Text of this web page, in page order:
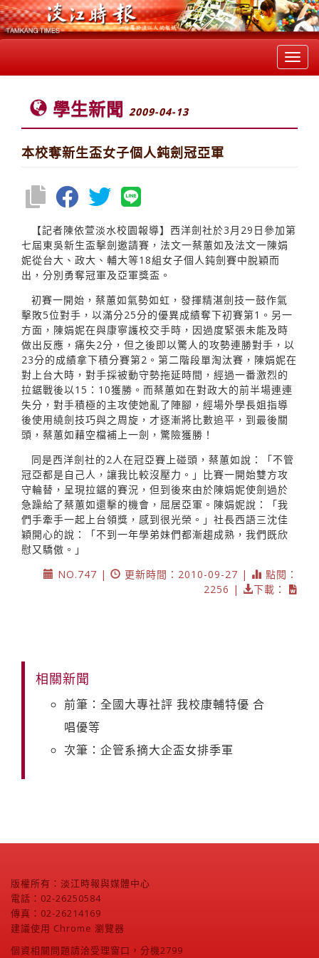
學生新聞 2009-04-13
本校奪新生盃女子個人鈍劍冠亞軍
【記者陳依萱淡水校園報導】西洋劍社於3月29日參加第
七屆東吳新生盃擊劍邀請賽，法文一蔡蕙如及法文一陳娟
妮從台大、政大、輔大等18組女子個人鈍劍賽中脫穎而
出，分別勇奪冠軍及亞軍獎盃。
初賽一開始，蔡蕙如氣勢如虹，發揮精湛劍技一鼓作氣
擊敗5位對手，以滿分25分的優異成績奪下初賽第1。另一
方面，陳娟妮在與康寧護校交手時，因過度緊張未能及時
做出反應，痛失2分，但之後即以驚人的攻勢連勝對手，以
23分的成績拿下積分賽第2。第二階段單淘汰賽，陳娟妮在
對上台大時，對手採被動守勢拖延時間，經過一番激烈的
拉鋸戰後以15：10獲勝。而蔡蕙如在對政大的前半場連連
失分，對手積極的主攻使她亂了陣腳，經場外學長姐指導
後使用繞劍技巧與之周旋，才逐漸將比數追平，到最後關
頭，蔡蕙如藉空檔補上一劍，驚險獲勝！
同是西洋劍社的2人在冠亞賽上碰頭，蔡蕙如說：「不管
冠亞都是自己人，讓我比較沒壓力。」比賽一開始雙方攻
守輪替，呈現拉鋸的賽況，但到後來由於陳娟妮使劍過於
急躁給了蔡蕙如還擊的機會，屈居亞軍。陳娟妮說：「我
們手牽手一起上台領獎，感到很光榮。」社長西語三沈佳
穎開心的說：「不到一年學弟妹們都漸趨成熟，我們既欣
慰又驕傲。」
NO.747 |
更新時間：2010-09-27 |
點閱：
2256 |
下載：
相關新聞
前筆：全國大專社評 我校康輔特優 合
唱優等
次筆：企管系摘大企盃女排季軍
版權所有：淡江時報與媒體中心
電話：02-26250584
傳真：02-26214169
建議使用 Chrome 瀏覽器
個資相關問題請洽受理窗口，分機2799